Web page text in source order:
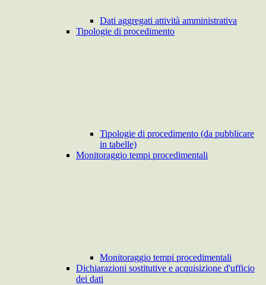
Dati aggregati attività amministrativa
Tipologie di procedimento
Tipologie di procedimento (da pubblicare
in tabelle)
Monitoraggio tempi procedimentali
Monitoraggio tempi procedimentali
Dichiarazioni sostitutive e acquisizione d'ufficio
dei dati